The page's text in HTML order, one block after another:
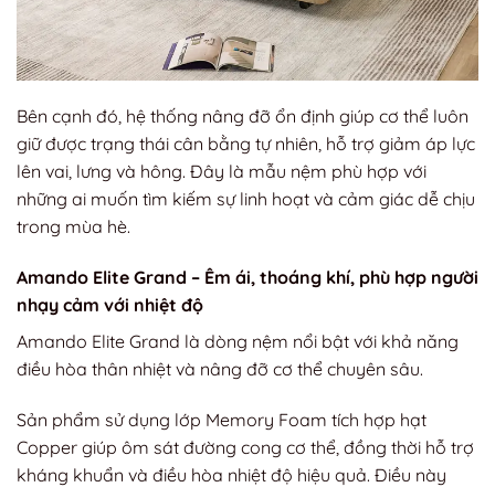
Bên cạnh đó, hệ thống nâng đỡ ổn định giúp cơ thể luôn
giữ được trạng thái cân bằng tự nhiên, hỗ trợ giảm áp lực
lên vai, lưng và hông. Đây là mẫu nệm phù hợp với
những ai muốn tìm kiếm sự linh hoạt và cảm giác dễ chịu
trong mùa hè.
Amando Elite Grand – Êm ái, thoáng khí, phù hợp người
nhạy cảm với nhiệt độ
Amando Elite Grand là dòng nệm nổi bật với khả năng
điều hòa thân nhiệt và nâng đỡ cơ thể chuyên sâu.
Sản phẩm sử dụng lớp Memory Foam tích hợp hạt
Copper giúp ôm sát đường cong cơ thể, đồng thời hỗ trợ
kháng khuẩn và điều hòa nhiệt độ hiệu quả. Điều này